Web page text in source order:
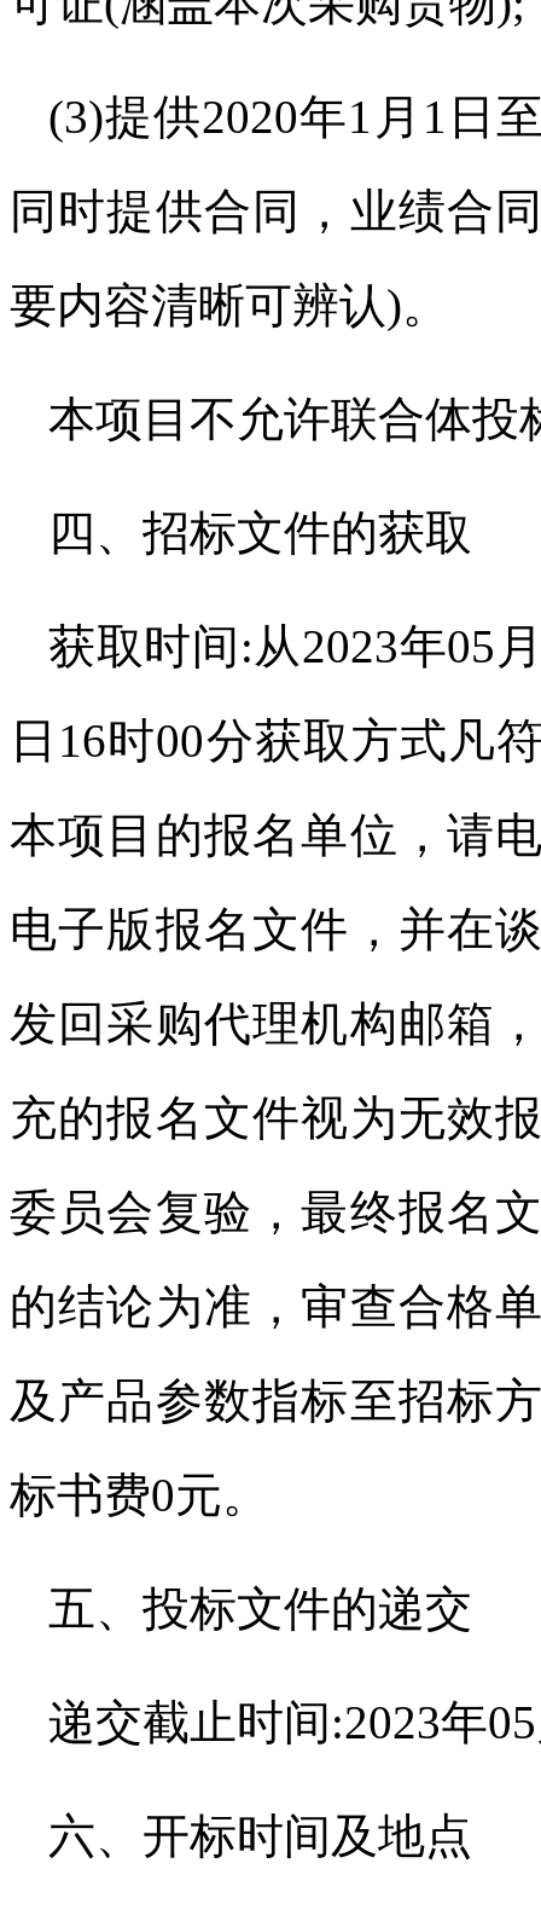
(3)提供2020年1 月 1 日
同时提供合同，业绩合
要内容清晰可辨认)。
本项目不允许联合体投
四、招标文件的获取
获取时间:从2023年05
日 16时00分获取方式凡
本项目的报名单位，请
电子版报名文件，并在
发回采购代理机构邮箱
充的报名文件视为无效
委员会复验，最终报名
的结论为准，审查合格
及产品参数指标至招标
标书费0元。
五、投标文件的递交
递交截止时间:2023年05
六、开标时间及地点